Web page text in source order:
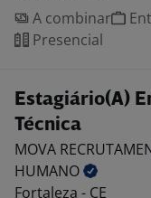
A combinar
Presencial
Estagiário(A)
Técnica
MOVA
HUMANO
Fortaleza - CE